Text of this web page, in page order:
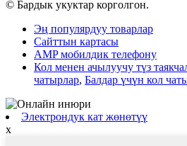
© Бардык укуктар корголгон.
Эң популярдуу товарлар
Сайттын картасы
AMP мобилдик телефону
Кол менен ачылуучу түз
чатырлар, Балдар үчүн кол
Электрондук кат жөнөтүү
x